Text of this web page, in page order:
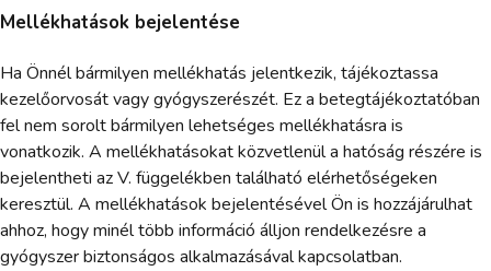
Mellékhatások bejelentése
Ha Önnél bármilyen mellékhatás jelentkezik, tájékoztassa
kezelőorvosát vagy gyógyszerészét. Ez a betegtájékoztatóban
fel nem sorolt bármilyen lehetséges mellékhatásra is
vonatkozik. A mellékhatásokat közvetlenül a hatóság részére is
bejelentheti az V. függelékben található elérhetőségeken
keresztül. A mellékhatások bejelentésével Ön is hozzájárulhat
ahhoz, hogy minél több információ álljon rendelkezésre a
gyógyszer biztonságos alkalmazásával kapcsolatban.